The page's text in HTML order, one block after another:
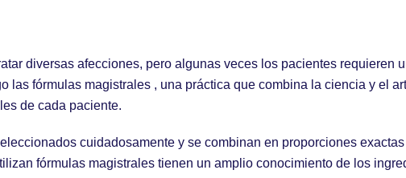
diversas afecciones, pero algunas veces los pacientes requieren
las fórmulas magistrales , una práctica que combina la ciencia y el
de cada paciente.
cuidadosamente y se combinan en proporciones
fórmulas magistrales tienen un amplio conocimiento de los